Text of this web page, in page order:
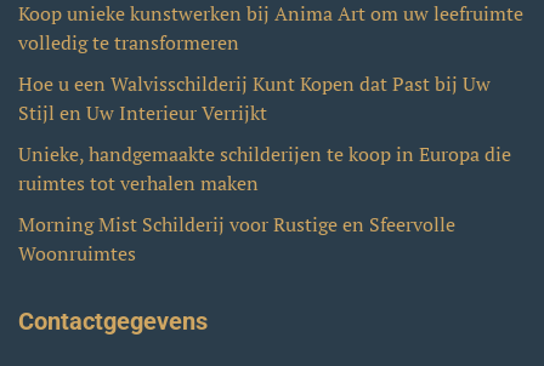
Koop unieke kunstwerken bij Anima Art om uw leefruimte
volledig te transformeren
Hoe u een Walvisschilderij Kunt Kopen dat Past bij Uw
Stijl en Uw Interieur Verrijkt
Unieke, handgemaakte schilderijen te koop in Europa die
ruimtes tot verhalen maken
Morning Mist Schilderij voor Rustige en Sfeervolle
Woonruimtes
Contactgegevens